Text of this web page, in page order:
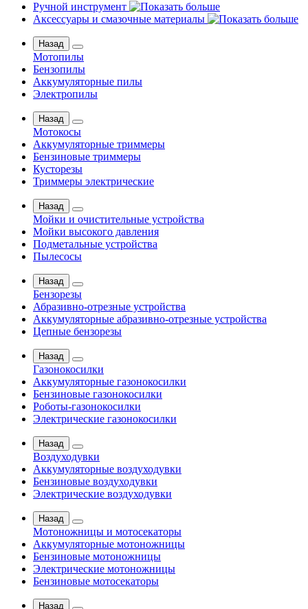
Ручной инструмент
Аксессуары и смазочные материалы
Назад
Мотопилы
Бензопилы
Аккумуляторные пилы
Электропилы
Назад
Мотокосы
Аккумуляторные триммеры
Бензиновые триммеры
Кусторезы
Триммеры электрические
Назад
Мойки и очистительные устройства
Мойки высокого давления
Подметальные устройства
Пылесосы
Назад
Бензорезы
Абразивно-отрезные устройства
Аккумуляторные абразивно-отрезные устройства
Цепные бензорезы
Назад
Газонокосилки
Аккумуляторные газонокосилки
Бензиновые газонокосилки
Роботы-газонокосилки
Электрические газонокосилки
Назад
Воздуходувки
Аккумуляторные воздуходувки
Бензиновые воздуходувки
Электрические воздуходувки
Назад
Мотоножницы и мотосекаторы
Аккумуляторные мотоножницы
Бензиновые мотоножницы
Электрические мотоножницы
Бензиновые мотосекаторы
Назад